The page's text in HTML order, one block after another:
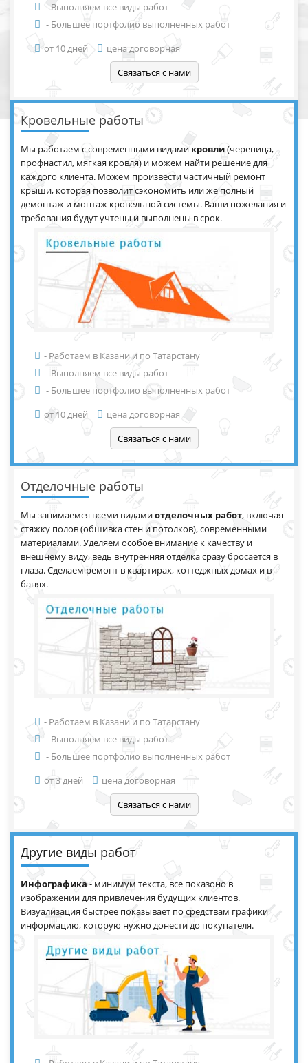
- Выполняем все виды работ
- Большее портфолио выполненных работ
от 10 дней
цена договорная
Кровельные работы
Мы работаем с современными видамикровли(черепица,
профнастил, мягкая кровля) и можем найти решение для
каждого клиента. Можем произвести частичный ремонт
крыши, которая позволит сэкономить или же полный
демонтаж и монтаж кровельной системы. Ваши пожелания и
требования будут учтены и выполнены в срок.
- Работаем в Казани и по Татарстану
- Выполняем все виды работ
- Большее портфолио выполненных работ
от 10 дней
цена договорная
Отделочные работы
Мы занимаемся всеми видамиотделочных работ, включая
стяжку полов (обшивка стен и потолков), современными
материалами. Уделяем особое внимание к качеству и
внешнему виду, ведь внутренняя отделка сразу бросается в
глаза. Сделаем ремонт в квартирах, коттеджных домах и в
банях.
- Работаем в Казани и по Татарстану
- Выполняем все виды работ
- Большее портфолио выполненных работ
от 3 дней
цена договорная
Другие виды работ
Инфографика- минимум текста, все показоно в
изображении для привлечения будущих клиентов.
Визуализация быстрее показывает по средствам графики
информацию, которую нужно донести до покупателя.